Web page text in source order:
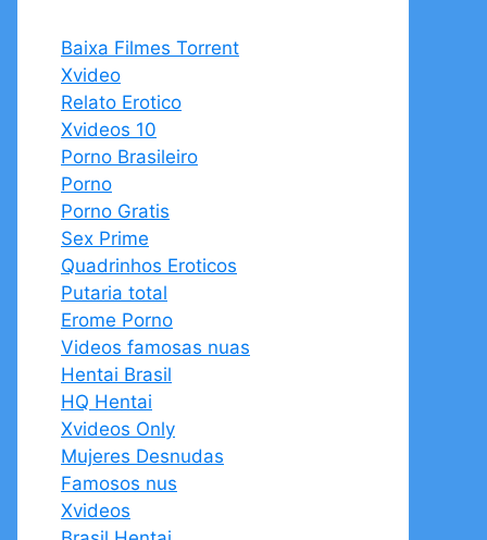
Baixa Filmes Torrent
Xvideo
Relato Erotico
Xvideos 10
Porno Brasileiro
Porno
Porno Gratis
Sex Prime
Quadrinhos Eroticos
Putaria total
Erome Porno
Videos famosas nuas
Hentai Brasil
HQ Hentai
Xvideos Only
Mujeres Desnudas
Famosos nus
Xvideos